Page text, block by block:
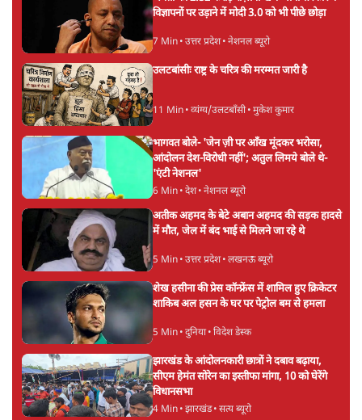
विज्ञापनों पर उड़ाने में मोदी 3.0 को भी पीछे छोड़ा
7 Min• उत्तर प्रदेश• नेशनल ब्यूरो
उलटबांसीः राष्ट्र के चरित्र की मरम्मत जारी है
11 Min• व्यंग्य/उलटबाँसी• मुकेश कुमार
भागवत बोले- 'जेन ज़ी पर आँख मूंदकर भरोसा,
आंदोलन देश-विरोधी नहीं'; अतुल लिमये बोले थे-
'एंटी नेशनल'
6 Min• देश• नेशनल ब्यूरो
अतीक अहमद के बेटे अबान अहमद की सड़क हादसे
में मौत, जेल में बंद भाई से मिलने जा रहे थे
5 Min• उत्तर प्रदेश• लखनऊ ब्यूरो
शेख हसीना की प्रेस कॉन्फ्रेंस में शामिल हुए क्रिकेटर
शाकिब अल हसन के घर पर पेट्रोल बम से हमला
5 Min• दुनिया• विदेश डेस्क
झारखंड के आंदोलनकारी छात्रों ने दबाव बढ़ाया,
सीएम हेमंत सोरेन का इस्तीफा मांगा, 10 को घेरेंगे
विधानसभा
4 Min• झारखंड• सत्य ब्यूरो